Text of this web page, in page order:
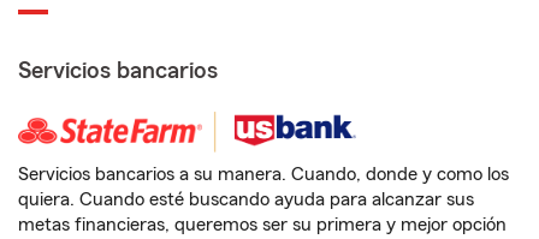
Servicios bancarios
Servicios bancarios a su manera. Cuando, donde y como los
quiera. Cuando esté buscando ayuda para alcanzar sus
metas financieras, queremos ser su primera y mejor opción